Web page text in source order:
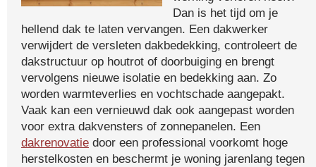
Dan is het tijd om je
hellend dak te laten vervangen. Een dakwerker
verwijdert de versleten dakbedekking, controleert de
dakstructuur op houtrot of doorbuiging en brengt
vervolgens nieuwe isolatie en bedekking aan. Zo
worden warmteverlies en vochtschade aangepakt.
Vaak kan een vernieuwd dak ook aangepast worden
voor extra dakvensters of zonnepanelen. Een
dakrenovatie door een professional voorkomt hoge
herstelkosten en beschermt je woning jarenlang tegen